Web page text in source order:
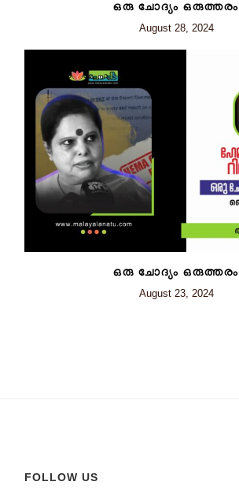
ഒരു ചോദ്യം ഒരുത്തരം
August 28, 2024
ഒരു ചോദ്യം ഒരുത്തരം
August 23, 2024
FOLLOW US